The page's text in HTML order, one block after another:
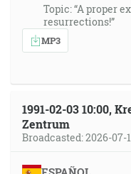
Topic: “A proper
resurrections!”
MP3
1991-02-03 10:00,
Zentrum
Broadcasted: 2026-07-